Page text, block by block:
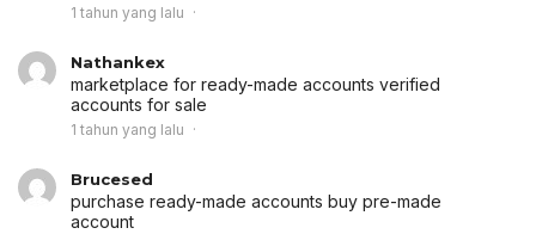
1 tahun yang lalu
Nathankex
marketplace for ready-made accounts verified
accounts for sale
1 tahun yang lalu
Brucesed
purchase ready-made accounts buy pre-made
account